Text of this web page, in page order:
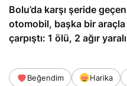
Bolu’da karşı şeride geçen
otomobil, başka bir araçla
çarpıştı: 1 ölü, 2 ağır yaralı
Beğendim Harika